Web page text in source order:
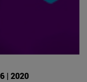
| 2020